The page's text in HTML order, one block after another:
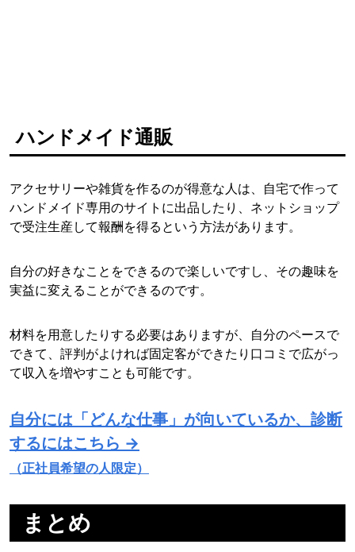
ハンドメイド通販
アクセサリーや雑貨を作るのが得意な人は、自宅で作って
ハンドメイド専用のサイトに出品したり、ネットショップ
で受注生産して報酬を得るという方法があります。
自分の好きなことをできるので楽しいですし、その趣味を
実益に変えることができるのです。
材料を用意したりする必要はありますが、自分のペースで
できて、評判がよければ固定客ができたり口コミで広がっ
て収入を増やすことも可能です。
自分には「どんな仕事」が向いているか、診断
するにはこちら →
（正社員希望の人限定）
まとめ